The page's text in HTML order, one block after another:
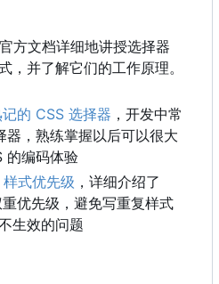
官方文档详细地讲授选择器
，并了解它们的工作原理。
的 CSS 选择器 ，开发中常
器，熟练掌握以后可以很大
的编码体验
式优先级 ，详细介绍了
优先级，避免写重复样式
生效的问题